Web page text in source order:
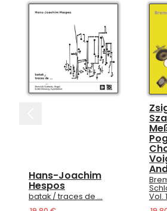
Hans-Joachim
Hespos
batak / traces de …
Vol.